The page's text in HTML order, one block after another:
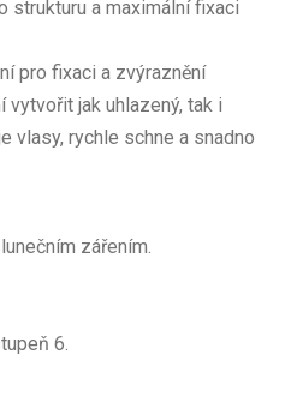
strukturu a maximální fixaci
pro fixaci a zvýraznění
vytvořit jak uhlazený, tak i
vlasy, rychle schne a snadno
zářením.
6.